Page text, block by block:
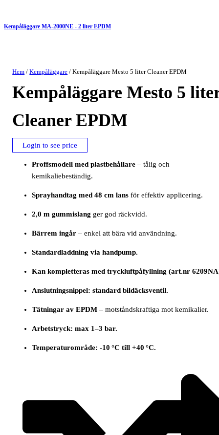
Kempåläggare MA-2000NE - 2 liter EPDM
Hem /Kempåläggare / Kempåläggare Mesto 5 liter Cleaner EPDM
Kempåläggare Mesto 5
Cleaner EPDM
Login to see price
Proffsmodell med plastbehållare – tålig och
kemikaliebeständig.
Sprayhandtag med 48 cm lans för effektiv applicering.
2,0 m gummislang ger god räckvidd.
Bärrem ingår – enkel att bära vid användning.
Standardladdning via handpump.
Kan kompletteras med tryckluftpåfyllning (art.nr
Anslutningsnippel: standard bildäcksventil.
Tätningar av EPDM – motståndskraftiga mot kemikalier.
Arbetstryck: max 1–3 bar.
Temperaturområde: -10 °C till +40 °C.